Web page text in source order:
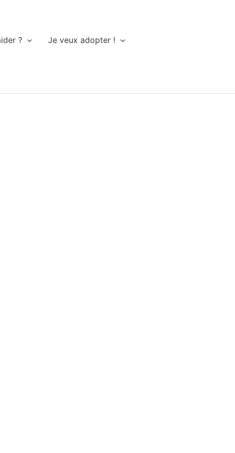
?
Je veux adopter !